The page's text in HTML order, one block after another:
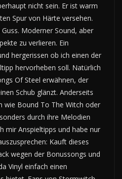
nicht sein. Er ist warm
Spur von Härte versehen.
Moderner Sound, aber
zu verlieren. Ein
hergerissen ob ich einen der
hervorheben soll. Natürlich
Of Steel erwähnen, der
Schub glänzt. Anderseits
wie Bound To The Witch oder
durch ihre Melodien
mir Anspieltipps und habe nur
Kauft dieses
wegen der Bonussongs und
Vinyl einfach einen